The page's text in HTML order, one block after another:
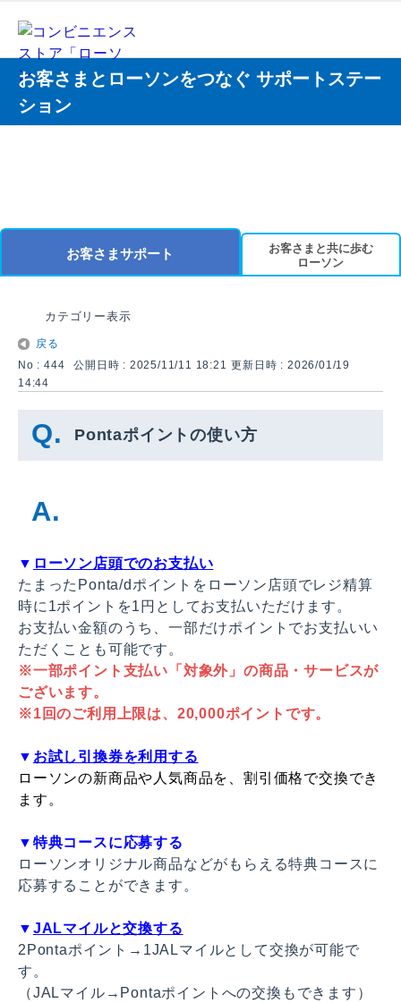
お客さまとローソンをつなぐ サポートステー
ション
お客さまサポート
お客さまと共に歩む
ローソン
カテゴリー表示
戻る
No : 444
公開日時 : 2025/11/11 18:21
更新日時 : 2026/01/19
14:44
Pontaポイントの使い方
▼ ローソン店頭でのお支払い
たまったPonta/dポイントをローソン店頭でレジ精算
時に1ポイントを1円としてお支払いただけます。
お支払い金額のうち、一部だけポイントでお支払いい
ただくことも可能です。
※一部ポイント支払い「対象外」の商品・サービスが
ございます。
※1回のご利用上限は、20,000ポイントです。
▼ お試し引換券を利用する
ローソンの新商品や人気商品を、割引価格で交換でき
ます。
▼ 特典コースに応募する
ローソンオリジナル商品などがもらえる特典コースに
応募することができます。
▼ JALマイルと交換する
2Pontaポイント→1JALマイルとして交換が可能で
す。
（JALマイル→Pontaポイントへの交換もできます）